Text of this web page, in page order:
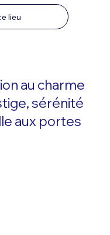
lieu
au charme
sérénité
aux portes